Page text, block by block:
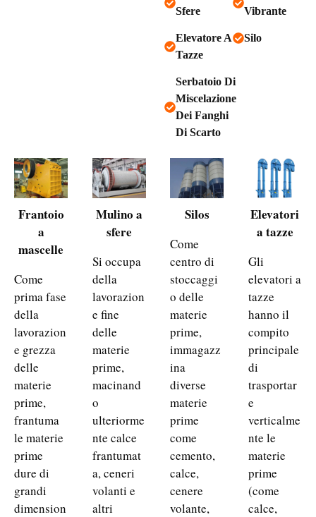
Sfere
Elevatore A
Tazze
Serbatoio Di
Miscelazione
Dei Fanghi
Di Scarto
Vibrante
Silo
Frantoio
a
mascelle
Come
prima fase
della
lavorazion
e grezza
delle
materie
prime,
frantuma
le materie
prime
dure di
grandi
dimension
Mulino a
sfere
Si occupa
della
lavorazion
e fine
delle
materie
prime,
macinand
o
ulteriorme
nte calce
frantumat
a, ceneri
volanti e
altri
Silos
Come
centro di
stoccaggi
o delle
materie
prime,
immagazz
ina
diverse
materie
prime
come
cemento,
calce,
cenere
volante,
Elevatori
a tazze
Gli
elevatori a
tazze
hanno il
compito
principale
di
trasportar
e
verticalme
nte le
materie
prime
(come
calce,